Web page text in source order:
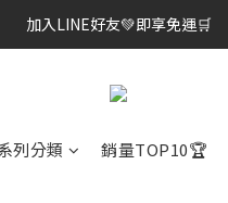
棉片冠軍王✨均一價$899
加入LINE好友💚即享免運🛒
列分類 銷量TOP10🏆